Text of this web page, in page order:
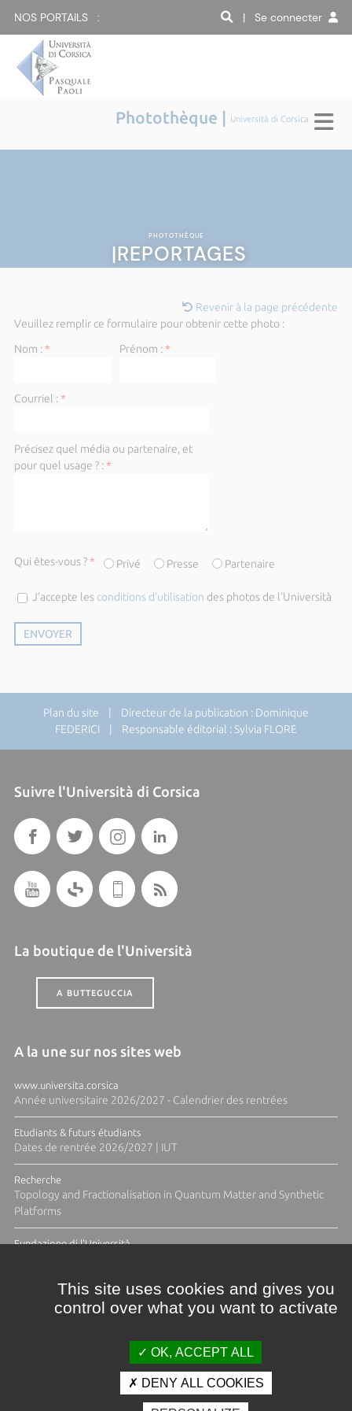
NOS PORTAILS : | Se connecter
Photothèque | Università di Corsica
PHOTOTHÈQUE
|REPORTAGES
Revenir à la page précédente
Veuillez remplir ce formulaire pour obtenir cette photo :
Nom :* Prénom :*
Courriel :*
Précisez quel média ou partenaire, et
pour quel usage ? :*
Qui êtes-vous ?* Privé Presse Partenaire
J’accepte les conditions d’utilisation des photos de l'Università
Plan du site | Directeur de la publication : Dominique
FEDERICI | Responsable éditorial : Sylvia FLORE
Suivre l'Università di Corsica
La boutique de l'Università
A BUTTEGUCCIA
A la une sur nos sites web
www.universita.corsica
Année universitaire 2026/2027 - Calendrier des rentrées
Etudiants & futurs étudiants
Dates de rentrée 2026/2027 | IUT
Recherche
Topology and Fractionalisation in Quantum Matter and Synthetic
Platforms
Fundazione di l'Università
Crédits et mentions légales
This site uses cookies and gives you
control over what you want to activate
OK, ACCEPT ALL
DENY ALL COOKIES